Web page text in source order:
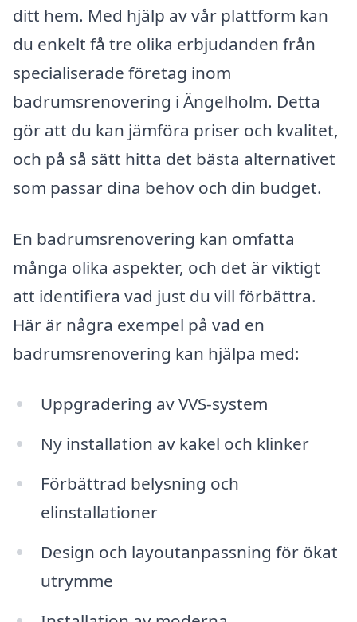
ditt hem. Med hjälp av vår plattform kan
du enkelt få tre olika erbjudanden från
specialiserade företag inom
badrumsrenovering i Ängelholm. Detta
gör att du kan jämföra priser och kvalitet,
och på så sätt hitta det bästa alternativet
som passar dina behov och din budget.
En badrumsrenovering kan omfatta
många olika aspekter, och det är viktigt
att identifiera vad just du vill förbättra.
Här är några exempel på vad en
badrumsrenovering kan hjälpa med:
Uppgradering av VVS-system
Ny installation av kakel och klinker
Förbättrad belysning och
elinstallationer
Design och layoutanpassning för ökat
utrymme